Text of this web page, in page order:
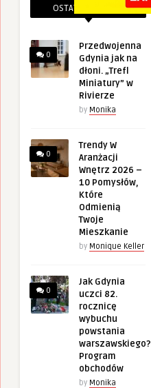
OSTATNIE PINEZKI
0
Przedwojenna
Gdynia jak na
dłoni. „Trefl
Miniatury” w
Rivierze
by Monika
0
Trendy W
Aranżacji
Wnętrz 2026 –
10 Pomysłów,
Które
Odmienią
Twoje
Mieszkanie
by Monique Keller
0
Jak Gdynia
uczci 82.
rocznicę
wybuchu
powstania
warszawskiego?
Program
obchodów
by Monika